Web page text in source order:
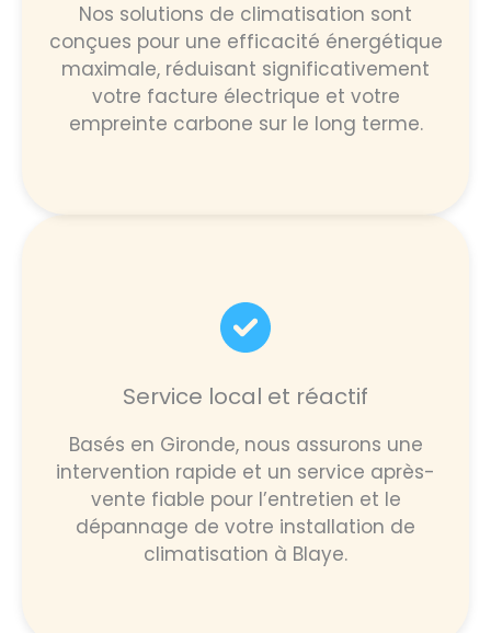
Nos solutions de climatisation sont
conçues pour une efficacité énergétique
maximale, réduisant significativement
votre facture électrique et votre
empreinte carbone sur le long terme.
Service local et réactif
Basés en Gironde, nous assurons une
intervention rapide et un service après-
vente fiable pour l’entretien et le
dépannage de votre installation de
climatisation à Blaye.